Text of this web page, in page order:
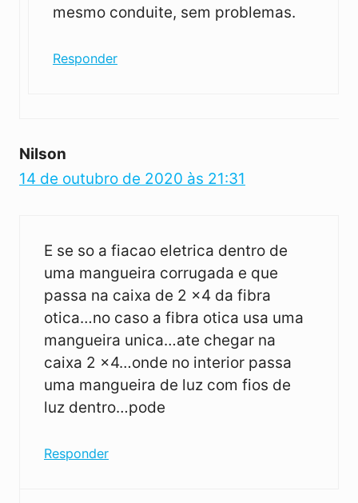
mesmo conduite, sem problemas.
Responder
Nilson
14 de outubro de 2020 às 21:31
E se so a fiacao eletrica dentro de
uma mangueira corrugada e que
passa na caixa de 2 x4 da fibra
otica…no caso a fibra otica usa uma
mangueira unica…ate chegar na
caixa 2 x4…onde no interior passa
uma mangueira de luz com fios de
luz dentro…pode
Responder